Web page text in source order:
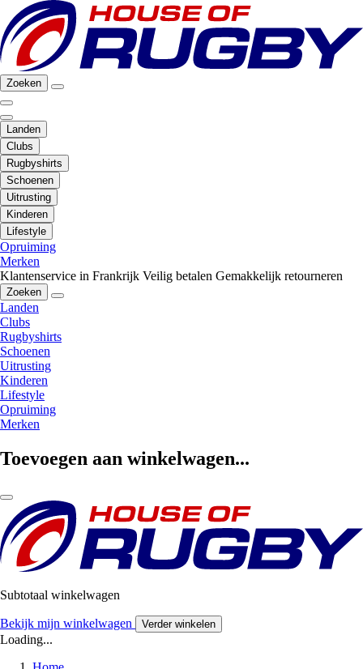
Zoeken
Landen
Clubs
Rugbyshirts
Schoenen
Uitrusting
Kinderen
Lifestyle
Opruiming
Merken
Klantenservice in Frankrijk Veilig betalen Gemakkelijk retourneren
Zoeken
Landen
Clubs
Rugbyshirts
Schoenen
Uitrusting
Kinderen
Lifestyle
Opruiming
Merken
Toevoegen aan winkelwagen...
Subtotaal winkelwagen
Bekijk mijn winkelwagen Verder winkelen
Loading...